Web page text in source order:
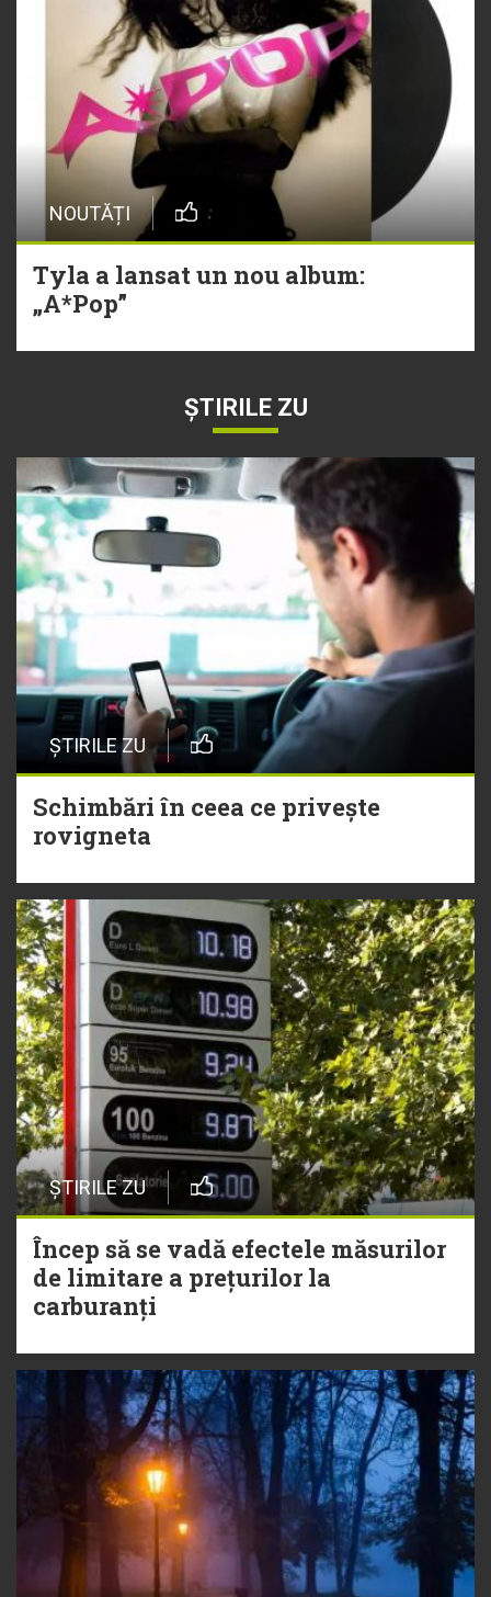
NOUTĂȚI
Tyla a lansat un nou album:
„A*Pop”
ȘTIRILE ZU
ȘTIRILE ZU
Schimbări în ceea ce privește
rovigneta
ȘTIRILE ZU
Încep să se vadă efectele măsurilor
de limitare a prețurilor la
carburanți